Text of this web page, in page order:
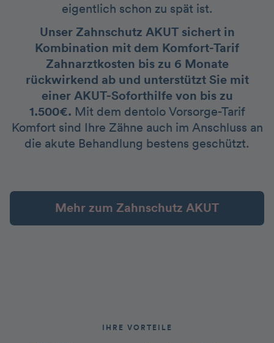
eigentlich schon zu spät ist.
Unser Zahnschutz AKUT sichert in
Kombination mit dem Komfort-Tarif
Zahnarztkosten bis zu 6 Monate
rückwirkend ab und unterstützt Sie mit
einer AKUT-Soforthilfe von bis zu
1.500€. Mit dem dentolo Vorsorge-Tarif
Komfort sind Ihre Zähne auch im Anschluss an
die akute Behandlung bestens geschützt.
Mehr zum Zahnschutz AKUT
IHRE VORTEILE